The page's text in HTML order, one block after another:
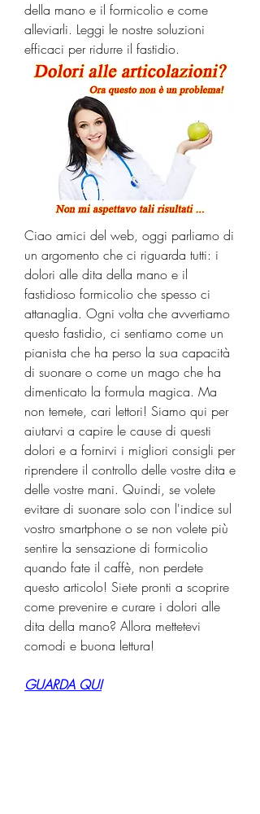
della mano e il formicolio e come
alleviarli. Leggi le nostre soluzioni
efficaci per ridurre il fastidio.
Ciao amici del web, oggi parliamo di
un argomento che ci riguarda tutti: i
dolori alle dita della mano e il
fastidioso formicolio che spesso ci
attanaglia. Ogni volta che avvertiamo
questo fastidio, ci sentiamo come un
pianista che ha perso la sua capacità
di suonare o come un mago che ha
dimenticato la formula magica. Ma
non temete, cari lettori! Siamo qui per
aiutarvi a capire le cause di questi
dolori e a fornirvi i migliori consigli per
riprendere il controllo delle vostre dita e
delle vostre mani. Quindi, se volete
evitare di suonare solo con l'indice sul
vostro smartphone o se non volete più
sentire la sensazione di formicolio
quando fate il caffè, non perdete
questo articolo! Siete pronti a scoprire
come prevenire e curare i dolori alle
dita della mano? Allora mettetevi
comodi e buona lettura!
GUARDA QUI